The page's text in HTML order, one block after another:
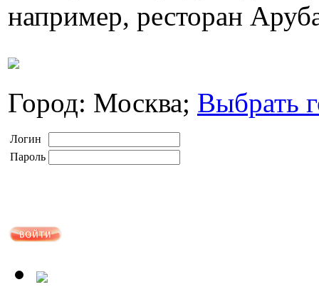
например, ресторан
Город: Москва; Выбрать
Логин
Пароль